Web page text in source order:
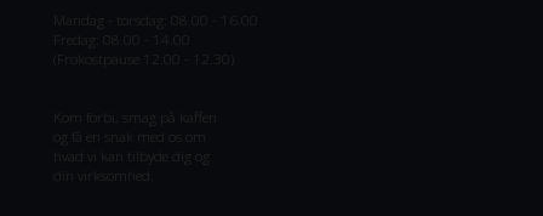
Mandag - torsdag: 08.00 - 16.00
Fredag: 08.00 - 14.00
(Frokostpause 12.00 - 12.30)
Kom forbi, smag på kaffen
og få en snak med os om
hvad vi kan tilbyde dig og
din virksomhed.